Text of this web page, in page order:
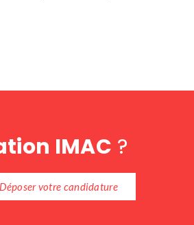
IMAC ?
Déposer votre candidature